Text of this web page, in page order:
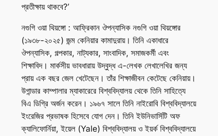
প্রতীক্ষায় থাকবে?’
নগুগি ওয়া থিয়ঙ্গো : আফ্রিকান ঔপন্যাসিক নগুগি ওয়া থিয়ঙ্গোর
(১৯৩৮-২০২৫) জন্ম কেনিয়ার কামাদুরায়। তিনি একাধারে
ঔপন্যাসিক, গল্পকার, নাট্যকার, সাংবাদিক, সমাজকর্মী এবং
শিক্ষাবিদ। মার্কসীয় ভাবধারায় উদ্বুদ্ধ এ-লেখক লেখালেখির জন্য
প্রায় এক বছর জেল খেটেছেন। তাঁর শিক্ষাজীবন কেটেছে কেনিয়ায়।
উগান্ডার কাম্পালার ম্যাকারেরে বিশ্ববিদ্যালয় থেকে তিনি সাহিত্যে
বিএ ডিগ্রি অর্জন করেন। ১৯৬৭ সালে তিনি নাইরোবি বিশ্ববিদ্যালয়ে
ইংরেজির প্রভাষক হিসেবে যোগ দেন। তিনি ইউনিভার্সিটি অফ
ক্যালিফোর্নিয়া, ইয়েল (Yale) বিশ্ববিদ্যালয় ও ইয়র্ক বিশ্ববিদ্যালয়ে